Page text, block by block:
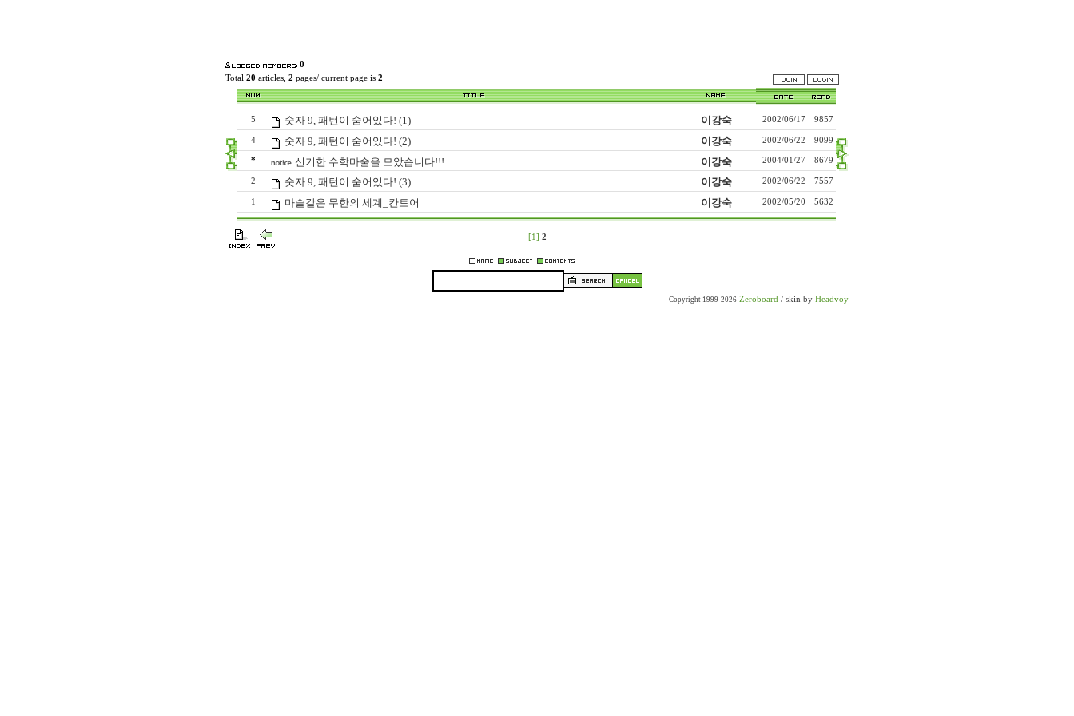
0
Total 20 articles, 2 pages/ current page is 2
5 숫자 9, 패턴이 숨어있다! (1) 이강숙 2002/06/17 9857
4 숫자 9, 패턴이 숨어있다! (2) 이강숙 2002/06/22 9099
* 신기한 수학마술을 모았습니다!!! 이강숙 2004/01/27 8679
2 숫자 9, 패턴이 숨어있다! (3) 이강숙 2002/06/22 7557
1 마술같은 무한의 세계_칸토어 이강숙 2002/05/20 5632
[1] 2
Copyright 1999-2026 Zeroboard / skin by Headvoy